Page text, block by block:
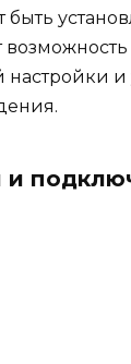
быть
настройки и